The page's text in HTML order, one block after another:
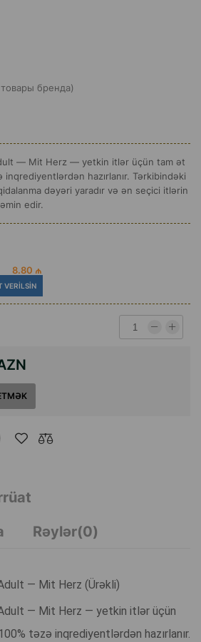
бренда)
— Mit Herz — yetkin itlər üçün tam ət
hazırlanır. Tərkibindəki
dəyəri yaradır və ən seçici itlərin
edir.
8.80 ₼
VERILSIN
Rəylər(0)
— Mit Herz (Ürəkli)
Adult — Mit Herz — yetkin itlər üçün
təzə inqrediyentlərdən hazırlanır.